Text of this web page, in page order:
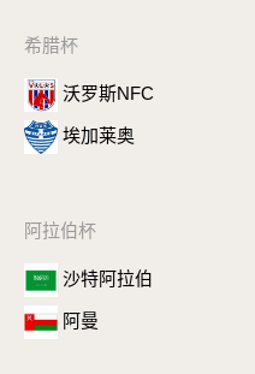
希腊杯
沃罗斯NFC
埃加莱奥
阿拉伯杯
沙特阿拉伯
阿曼